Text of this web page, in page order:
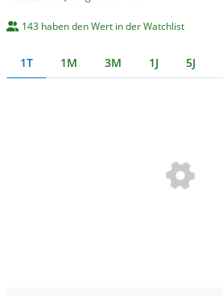
143 haben den Wert in der Watchlist
1T 1M 3M 1J 5J